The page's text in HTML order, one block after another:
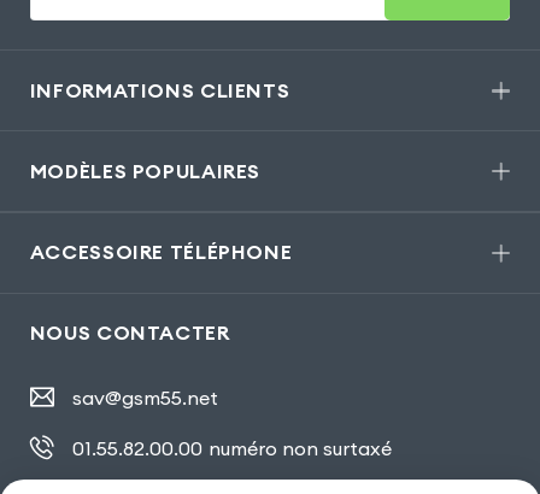
INFORMATIONS CLIENTS
MODÈLES POPULAIRES
ACCESSOIRE TÉLÉPHONE
NOUS CONTACTER
sav@gsm55.net
01.55.82.00.00 numéro non surtaxé